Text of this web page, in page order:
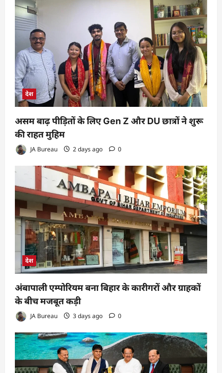
देश
असम बाढ़ पीड़ितों के लिए Gen Z और DU छात्रों ने शुरू
की राहत मुहिम
JA Bureau 2 days ago 0
देश
अंबापाली एम्पोरियम बना बिहार के कारीगरों और ग्राहकों
के बीच मजबूत कड़ी
JA Bureau 3 days ago 0